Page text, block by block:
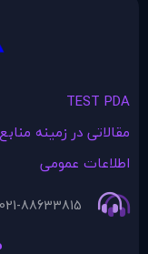
TEST PDA
مقالاتی در زمينه
اطلاعات عمومی
021-88633815